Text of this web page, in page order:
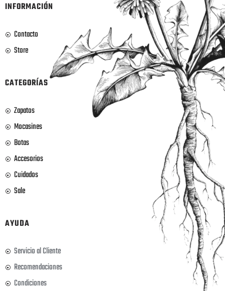
INFORMACIÓN
Contacto
Store
CATEGORÍAS
Zapatos
Mocasines
Botas
Accesorios
Cuidados
Sale
AYUDA
Servicio al Cliente
Recomendaciones
Condiciones